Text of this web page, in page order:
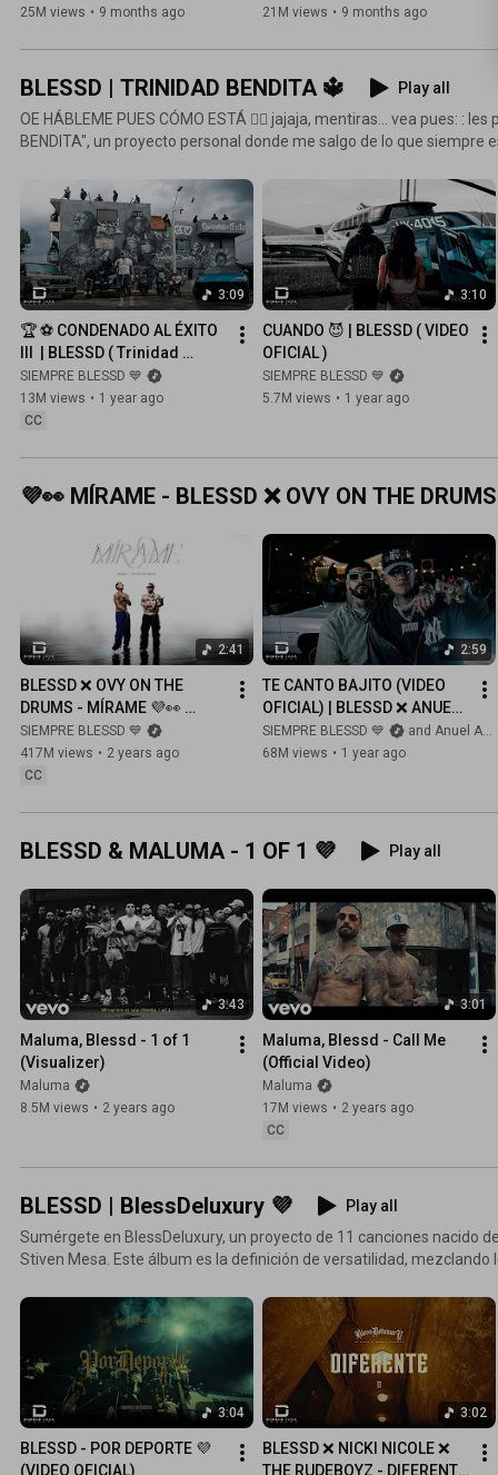
❌ CARABIN3 ❌TURY
25M views • 9 months ago
OFICIAL )
21M views • 9 months ago
BLESSD | TRINIDAD BENDITA 🔱
Play all
OE HÁBLEME PUES CÓMO ESTÁ 😮‍💨 jajaja, mentiras... vea pues: :
BENDITA", un proyecto personal donde me salgo de lo que siempre
Cuando Joker (ft. Kris R) Nueva York Urus Blue Una Noche De
66, Blokinny, Young Fatty) Balconcito (ft. Brytiago, DeiV, Noriel)
3:09
🏆 ⚽️ CONDENADO AL ÉXITO
lll  | BLESSD ( Trinidad
Bendita )
SIEMPRE BLESSD 💙
13M views • 1 year ago
CC
3:10
CUANDO 😈 | BLESSD ( VIDEO
OFICIAL )
SIEMPRE BLESSD 💙
5.7M views • 1 year ago
💜👀 MÍRAME - BLESSD ❌ OVY ON THE DRUMS
2:41
BLESSD ❌ OVY ON THE
DRUMS - MÍRAME 💜👀
(VIDEO OFICIAL)
SIEMPRE BLESSD 💙
417M views • 2 years ago
CC
2:59
TE CANTO BAJITO (VIDEO
OFICIAL) | BLESSD ❌ ANUEL
AA ❌ SOG
SIEMPRE BLESSD 💙
and Anuel AA
68M views • 1 year ago
BLESSD & MALUMA - 1 OF 1 💜 Play all
3:43
Maluma, Blessd - 1 of 1
(Visualizer)
Maluma
8.5M views • 2 years ago
3:01
Maluma, Blessd - Call Me
(Official Video)
Maluma
17M views • 2 years ago
CC
BLESSD | BlessDeluxury 💜
Play all
Sumérgete en BlessDeluxury, un proyecto de 11 canciones nacido
Stiven Mesa. Este álbum es la definición de versatilidad, mezclando
Prodigiez y SOG. Disfruta de "Diferente" junto a Nicki Nicole, una unión explosiva de flows que está
rompiendo esquemas. Además, vibra con las colaboraciones de
Hades66. "Este EP me representa al 100%, es la música que siempre soñé hacer. Solo quiero que
lo disfruten con la misma energía con la que lo creé". — Blessd
3:04
BLESSD - POR DEPORTE 💜
(VIDEO OFICIAL)
3:02
BLESSD ❌ NICKI NICOLE ❌
THE RUDEBOYZ - DIFERENTE